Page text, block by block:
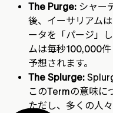
The Purge: シャー
後、イーサリアム
ータを「パージ」
ムは毎秒100,000
予想されます。
The Splurge:
このTermの意味に
ただし、多くの人